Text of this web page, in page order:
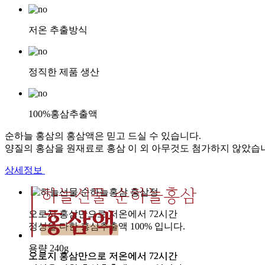
저온 추출방식
정직한 제품 생산
100%홍삼추출액
순하늘 홍삼의 홍삼액은 믿고 드실 수 있습니다.
양질의 홍삼을 원재료로 홍삼 이 외 아무것도 첨가하지 않았습
상세정보
오로지 홍삼만으로 저온에서 72시간
오로지 홍삼만으로 저온에서 72시간
정성을 다한 홍삼추출액 100% 입니다.
용량 240g
오로지 홍삼만으로 저온에서 72시간
오로지 홍삼만으로 저온에서 72시간
정성을 다한 홍삼추출액 100% 입니다.
용량 240g